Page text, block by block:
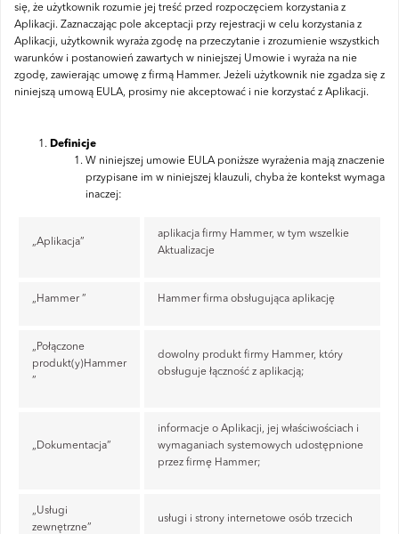
się, że użytkownik rozumie jej treść przed rozpoczęciem korzystania z
Aplikacji. Zaznaczając pole akceptacji przy rejestracji w celu korzystania z
Aplikacji, użytkownik wyraża zgodę na przeczytanie i zrozumienie wszystkich
warunków i postanowień zawartych w niniejszej Umowie i wyraża na nie
zgodę, zawierając umowę z firmą Hammer. Jeżeli użytkownik nie zgadza się z
niniejszą umową EULA, prosimy nie akceptować i nie korzystać z Aplikacji.
Definicje
W niniejszej umowie EULA poniższe wyrażenia mają znaczenie
przypisane im w niniejszej klauzuli, chyba że kontekst wymaga
inaczej:
„Aplikacja”
aplikacja firmy Hammer, w tym wszelkie
Aktualizacje
„Hammer ” Hammer firma obsługująca aplikację
„Połączone
produkt(y)Hammer
”
dowolny produkt firmy Hammer, który
obsługuje łączność z aplikacją;
„Dokumentacja”
informacje o Aplikacji, jej właściwościach i
wymaganiach systemowych udostępnione
przez firmę Hammer;
„Usługi
zewnętrzne”
usługi i strony internetowe osób trzecich